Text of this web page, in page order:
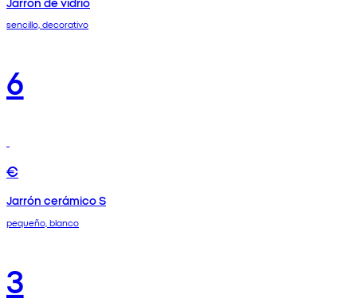
sencillo, decorativo
6
€
Jarrón cerámico S
pequeño, blanco
3